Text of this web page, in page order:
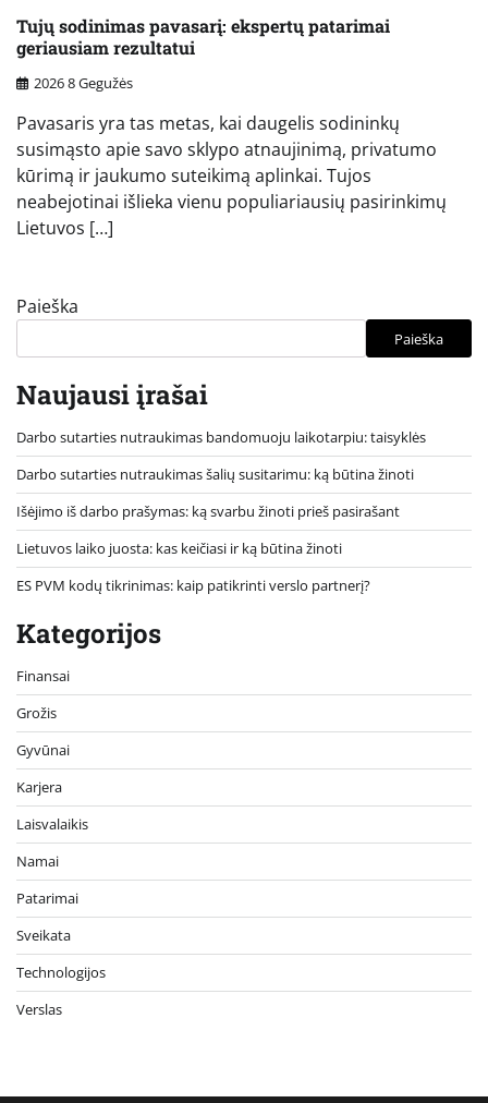
Tujų sodinimas pavasarį: ekspertų patarimai
geriausiam rezultatui
2026 8 Gegužės
Pavasaris yra tas metas, kai daugelis sodininkų
susimąsto apie savo sklypo atnaujinimą, privatumo
kūrimą ir jaukumo suteikimą aplinkai. Tujos
neabejotinai išlieka vienu populiariausių pasirinkimų
Lietuvos […]
Paieška
Paieška
Naujausi įrašai
Darbo sutarties nutraukimas bandomuoju laikotarpiu: taisyklės
Darbo sutarties nutraukimas šalių susitarimu: ką būtina žinoti
Išėjimo iš darbo prašymas: ką svarbu žinoti prieš pasirašant
Lietuvos laiko juosta: kas keičiasi ir ką būtina žinoti
ES PVM kodų tikrinimas: kaip patikrinti verslo partnerį?
Kategorijos
Finansai
Grožis
Gyvūnai
Karjera
Laisvalaikis
Namai
Patarimai
Sveikata
Technologijos
Verslas